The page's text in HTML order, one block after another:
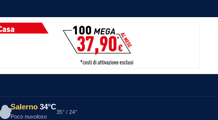
Salerno 34°C
Poco nuvoloso
35° / 24°